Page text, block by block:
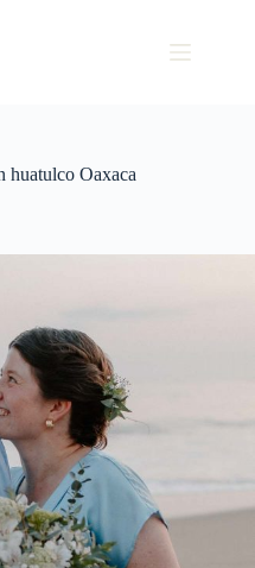
huatulco Oaxaca